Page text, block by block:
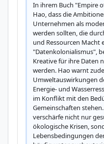
In ihrem Buch "Empire
Hao, dass die
Unternehmen als
werden sollten, die
und Ressourcen Macht
"Datenkolonialismus",
Kreative für ihre Daten
werden. Hao warnt
Umweltauswirkungen
Energie- und
im Konflikt mit den
Gemeinschaften
verschärfe nicht nur
ökologische Krisen,
Lebensbedingungen